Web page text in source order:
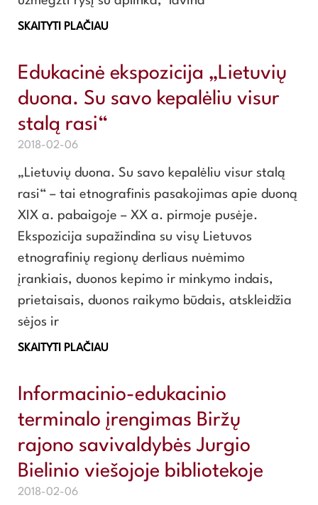
SKAITYTI PLAČIAU
Edukacinė ekspozicija „Lietuvių
duona. Su savo kepalėliu visur
stalą rasi“
2018-02-06
„Lietuvių duona. Su savo kepalėliu visur stalą
rasi“ – tai etnografinis pasakojimas apie duoną
XIX a. pabaigoje – XX a. pirmoje pusėje.
Ekspozicija supažindina su visų Lietuvos
etnografinių regionų derliaus nuėmimo
įrankiais, duonos kepimo ir minkymo indais,
prietaisais, duonos raikymo būdais, atskleidžia
sėjos ir
SKAITYTI PLAČIAU
Informacinio-edukacinio
terminalo įrengimas Biržų
rajono savivaldybės Jurgio
Bielinio viešojoje bibliotekoje
2018-02-06